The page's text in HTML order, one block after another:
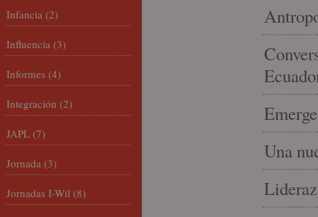
Una
Infancia (2)
Influencia (3)
Informes (4)
Integración (2)
JAPL (7)
Jornada (3)
Jornadas I-Wil (8)